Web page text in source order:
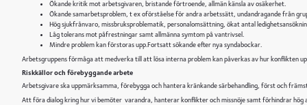
Ökande kritik mot arbetsgivaren, bristande förtroende, allmän känsla av osäkerhet.
Ökande samarbetsproblem, t ex oförståelse för andra arbetssätt, undandragande från
Hög sjukfrånvaro, missbruksproblematik, personalomsättning, ökat antal
Låg tolerans mot påfrestningar samt allmänna symtom på vantrivsel.
Mindre problem kan förstoras upp.Fortsatt sökande efter nya syndabockar.
Arbetsgruppens förmåga att medverka till att lösa interna problem kan påverkas av hur konflikten
Riskkällor och förebyggande arbete
Arbetsgivare ska uppmärksamma, förebygga och hantera kränkande särbehandling, först och
Att föra dialog kring hur vi bemöter varandra, hanterar konflikter och missnöje samt förhindrar hög